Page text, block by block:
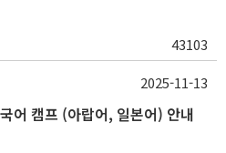
43103
어 캠프 (아랍어, 일본어) 안내
2025-11-13